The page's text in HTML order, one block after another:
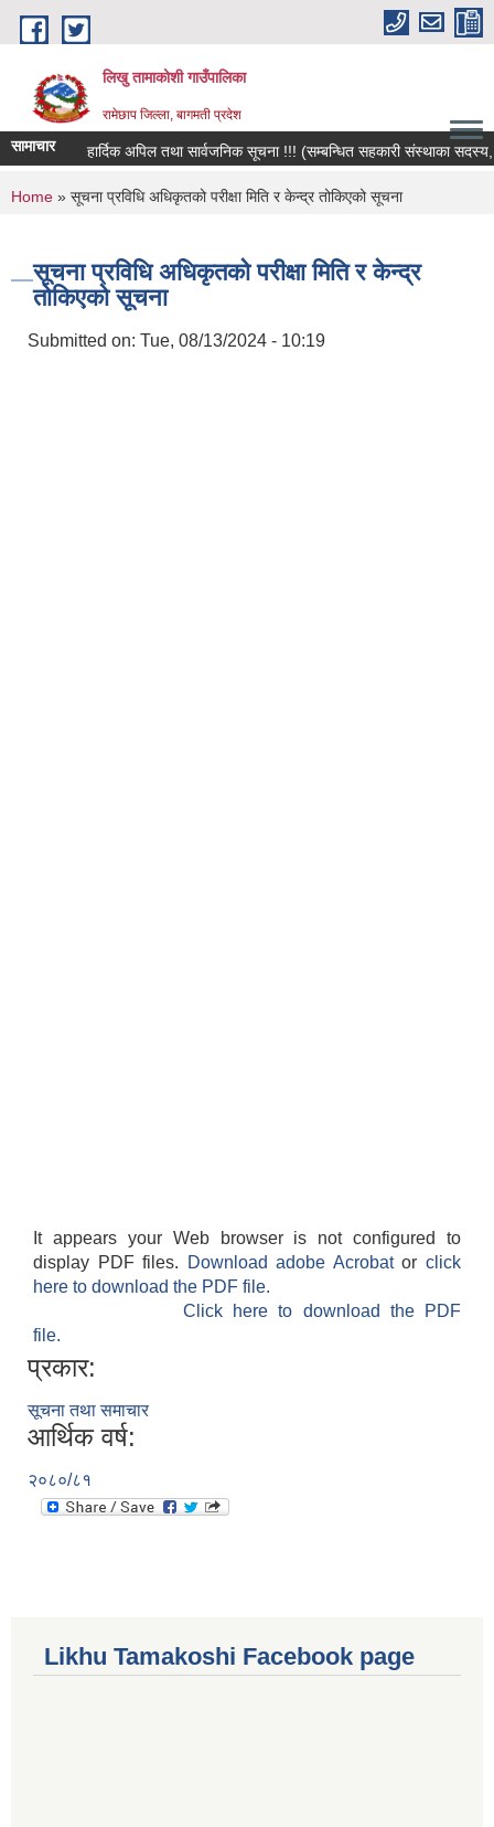
Skip to main content
लिखु तामाकोशी गाउँपालिका
रामेछाप जिल्ला, बागमती प्रदेश
सामाचारहार्दिक अपिल तथा सार्वजनिक सूचना !!! (सम्बन्धित सहकारी संस्थाका सदस्य,
You are here
Home » सूचना प्रविधि अधिकृतको परीक्षा मिति र केन्द्र तोकिएको सूचना
सूचना प्रविधि अधिकृतको परीक्षा मिति र केन्द्र
तोकिएको सूचना
Submitted on: Tue, 08/13/2024 - 10:19
It appears your Web browser is not configured to
display PDF files.
Download adobe Acrobatorclick
here to download the PDF file.
Click here to download the PDF
file.
प्रकार:
सूचना तथा समाचार
आर्थिक वर्ष:
२०८०/८१
Likhu Tamakoshi Facebook page